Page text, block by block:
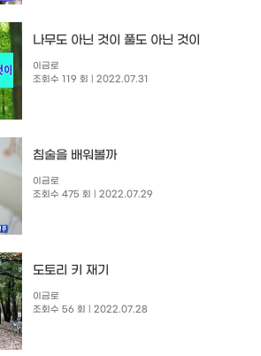
나무도 아닌 것이 풀도 아닌 것이
이금로
조회수 119 회
| 2022.07.31
침술을 배워볼까
이금로
조회수 475 회
| 2022.07.29
도토리 키 재기
이금로
조회수 56 회
| 2022.07.28